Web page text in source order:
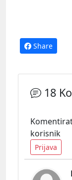
Share
18
korisnik
Prijava